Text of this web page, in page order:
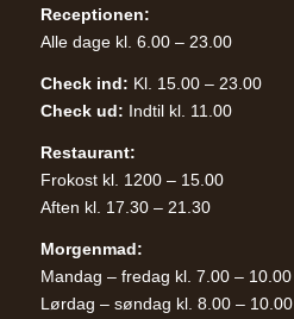
Receptionen:
Alle dage kl. 6.00 – 23.00
Check ind: Kl. 15.00 – 23.00
Check ud: Indtil kl. 11.00
Restaurant:
Frokost kl. 1200 – 15.00
Aften kl. 17.30 – 21.30
Morgenmad:
Mandag – fredag kl. 7.00 – 10.00
Lørdag – søndag kl. 8.00 – 10.00